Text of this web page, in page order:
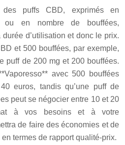
puffs CBD, exprimés en
ou en nombre de bouffées,
d’utilisation et donc le prix.
et 500 bouffées, par exemple,
puff de 200 mg et 200 bouffées.
avec 500 bouffées
euros, tandis qu’une puff de
peut se négocier entre 10 et 20
à vos besoins et à votre
de faire des économies et de
termes de rapport qualité-prix.